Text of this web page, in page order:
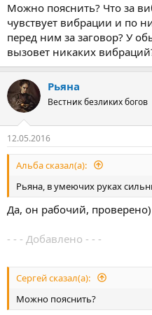
Можно пояснить? Что за
чувствует вибрации и по
перед ним за заговор? У
вызовет никаких
Рьяна
Вестник безликих богов
12.05.2016
Альба сказал(а):
Рьяна, в умеючих руках
Да, он рабочий, проверено)
- - - Добавлено - - -
Сергей сказал(а):
Можно пояснить?